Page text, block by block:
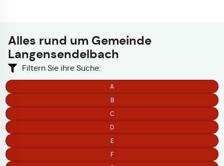
Alles rund um Gemeinde
Langensendelbach
Filtern Sie ihre Suche:
A
B
C
D
E
F